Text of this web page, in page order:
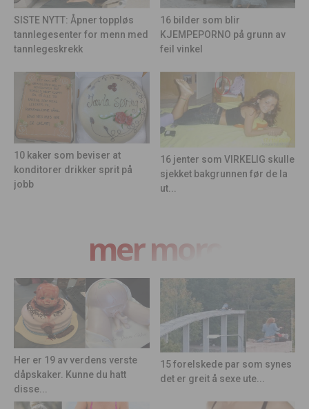
SISTE NYTT: Åpner toppløs
tannlegesenter for menn med
tannlegeskrekk
16 bilder som blir
KJEMPEPORNO på grunn av
feil vinkel
10 kaker som beviser at
konditorer drikker sprit på
jobb
16 jenter som VIRKELIG skulle
sjekket bakgrunnen før de la
ut...
mer moro
Her er 19 av verdens verste
dåpskaker. Kunne du hatt
disse...
15 forelskede par som synes
det er greit å sexe ute...